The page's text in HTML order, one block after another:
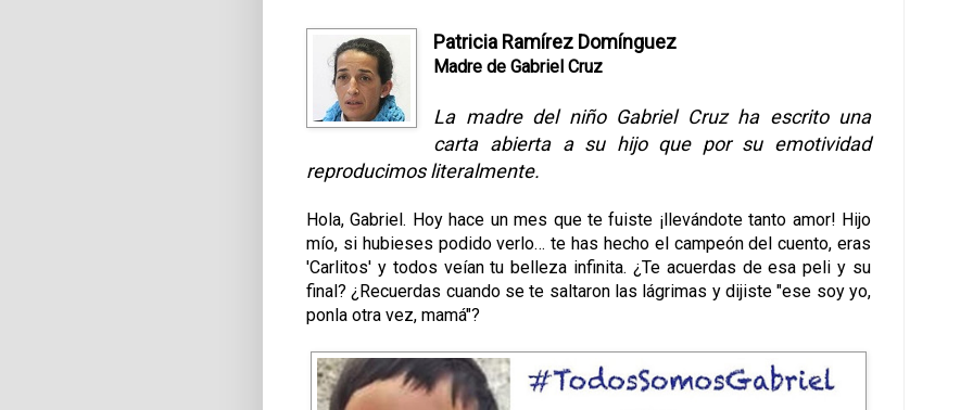
Patricia Ramírez Domínguez
Madre de Gabriel Cruz
La madre del niño Gabriel Cruz ha escrito una
carta abierta a su hijo que por su emotividad
reproducimos literalmente.
Hola, Gabriel. Hoy hace un mes que te fuiste ¡llevándote tanto amor! Hijo
mío, si hubieses podido verlo… te has hecho el campeón del cuento, eras
'Carlitos' y todos veían tu belleza infinita. ¿Te acuerdas de esa peli y su
final? ¿Recuerdas cuando se te saltaron las lágrimas y dijiste "ese soy yo,
ponla otra vez, mamá"?